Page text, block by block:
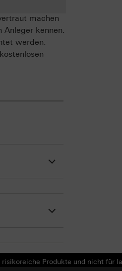
machen
Anleger kennen.
werden.
Produkte und nicht für